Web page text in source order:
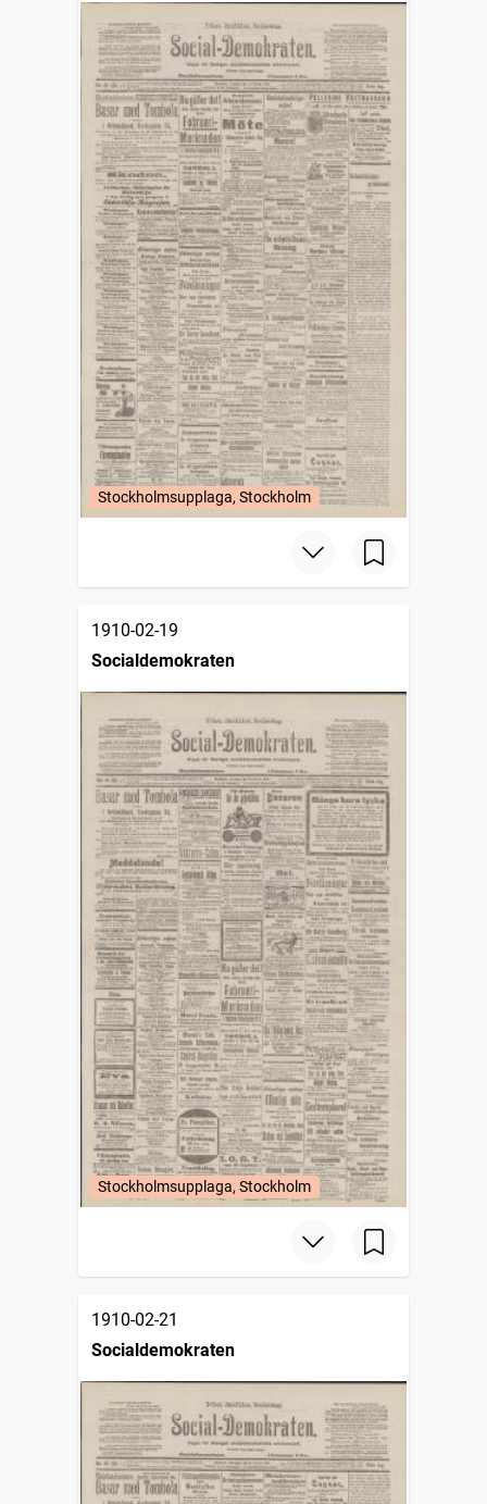
Stockholmsupplaga, Stockholm
1910-02-19
Socialdemokraten
Stockholmsupplaga, Stockholm
1910-02-21
Socialdemokraten